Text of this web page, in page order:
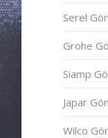
Serel
Grohe
Siamp
Japar
Wilco